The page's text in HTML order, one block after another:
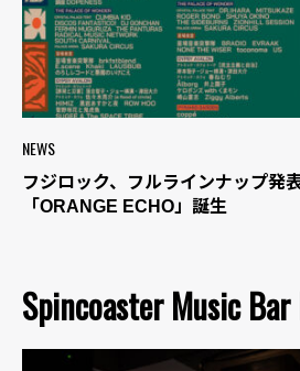
NEWS
フジロック、フルラインナップ
「ORANGE ECHO」誕生
Spincoaster Music Bar